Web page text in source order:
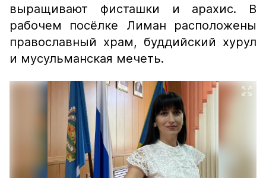
выращивают фисташки и арахис. В
рабочем посёлке Лиман расположены
православный храм, буддийский хурул
и мусульманская мечеть.